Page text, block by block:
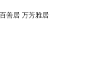
百善居 万芳雅居